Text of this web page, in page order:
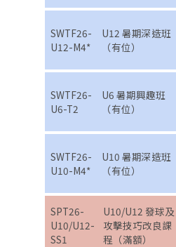
SWTF26-
U12-M4*
U12 暑期深造班
（有位）
SWTF26-
U6-T2
U6 暑期興趣班
（有位）
SWTF26-
U10-M4*
U10 暑期深造班
（有位）
SPT26-
U10/U12-
SS1
U10/U12 發球及
攻擊技巧改良課
程（滿額）